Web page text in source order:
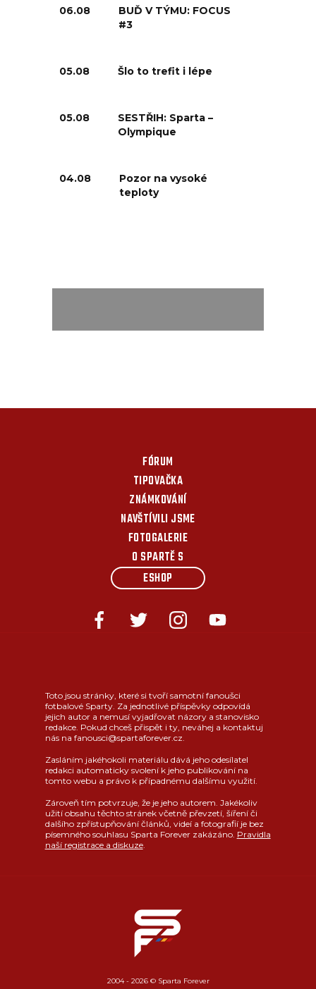
06.08
BUĎ V TÝMU: FOCUS
#3
05.08 Šlo to trefit i lépe
05.08
SESTŘIH: Sparta –
Olympique
04.08
Pozor na vysoké
teploty
FÓRUM
TIPOVAČKA
ZNÁMKOVÁNÍ
NAVŠTÍVILI JSME
FOTOGALERIE
O SPARTĚ S
ESHOP
Toto jsou stránky, které si tvoří samotní fanoušci
fotbalové Sparty. Za jednotlivé příspěvky odpovídá
jejich autor a nemusí vyjadřovat názory a stanovisko
redakce. Pokud chceš přispět i ty, neváhej a kontaktuj
nás na fanousci@spartaforever.cz.
Zasláním jakéhokoli materiálu dává jeho odesílatel
redakci automaticky svolení k jeho publikování na
tomto webu a právo k případnému dalšímu využití.
Zároveň tím potvrzuje, že je jeho autorem. Jakékoliv
užití obsahu těchto stránek včetně převzetí, šíření či
dalšího zpřístupňování článků, videí a fotografií je bez
písemného souhlasu Sparta Forever zakázáno. Pravidla
naší registrace a diskuze.
2004 - 2026 © Sparta Forever